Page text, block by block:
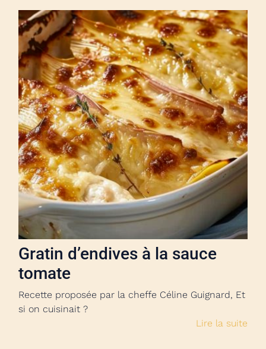
Gratin d’endives à la sauce
tomate
Recette proposée par la cheffe Céline Guignard, Et
si on cuisinait ?
Lire la suite